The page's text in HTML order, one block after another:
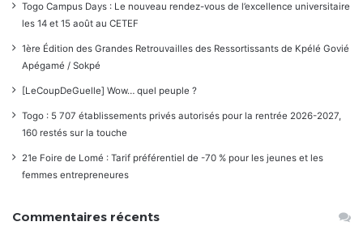
Togo Campus Days : Le nouveau rendez-vous de l’excellence universitaire
les 14 et 15 août au CETEF
1ère Édition des Grandes Retrouvailles des Ressortissants de Kpélé Govié
Apégamé / Sokpé
[LeCoupDeGuelle] Wow… quel peuple ?
Togo : 5 707 établissements privés autorisés pour la rentrée 2026-2027,
160 restés sur la touche
21e Foire de Lomé : Tarif préférentiel de -70 % pour les jeunes et les
femmes entrepreneures
Commentaires récents